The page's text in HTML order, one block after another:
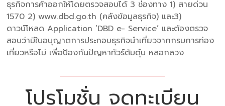
ธุรกิจการค้าออกให้โดยตรวจสอบได้ 3 ช่องทาง 1) สายด่วน
1570 2) www.dbd.go.th (คลังข้อมูลธุรกิจ) และ3)
ดาวน์โหลด Application ‘DBD e- Service’ และต้องตรวจ
สอบว่ามีใบอนุญาตการประกอบธุรกิจนำเที่ยวจากกรมการท่อง
เที่ยวหรือไม่ เพื่อป้องกันปัญหาทัวร์ต้มตุ๋น หลอกลวง
โปรโมชั่น จดทะเบียน